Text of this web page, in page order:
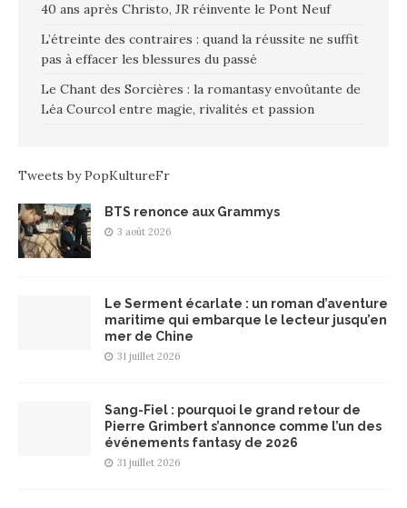
40 ans après Christo, JR réinvente le Pont Neuf
L’étreinte des contraires : quand la réussite ne suffit
pas à effacer les blessures du passé
Le Chant des Sorcières : la romantasy envoûtante de
Léa Courcol entre magie, rivalités et passion
Tweets by PopKultureFr
BTS renonce aux Grammys
3 août 2026
Le Serment écarlate : un roman d’aventure
maritime qui embarque le lecteur jusqu’en
mer de Chine
31 juillet 2026
Sang-Fiel : pourquoi le grand retour de
Pierre Grimbert s’annonce comme l’un des
événements fantasy de 2026
31 juillet 2026